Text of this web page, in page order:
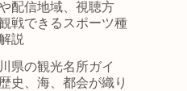
配信地域、視聴方
戦できるスポーツ種
説
県の観光名所ガイ
史、海、都会が織り